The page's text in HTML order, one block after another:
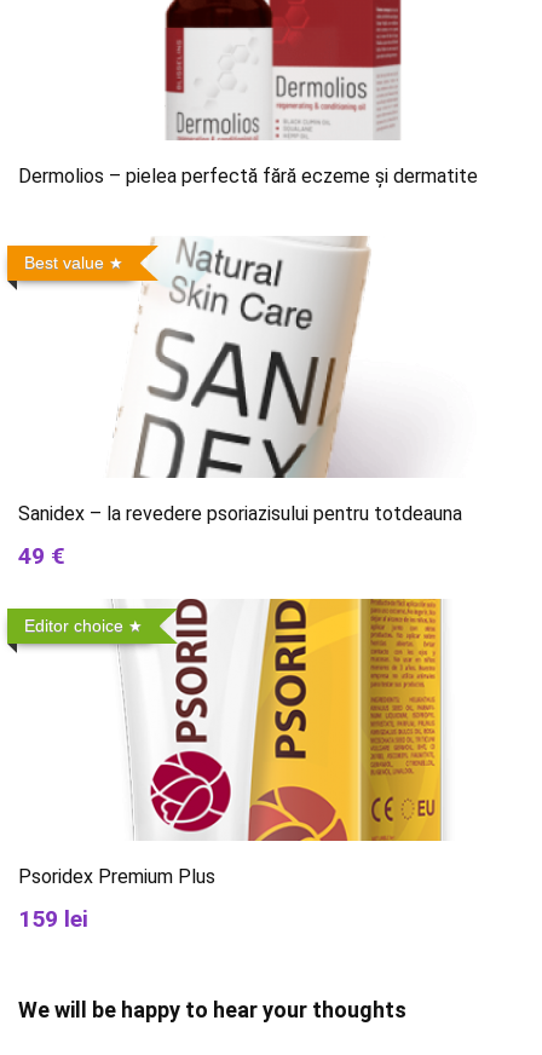
Dermolios – pielea perfectă fără eczeme și dermatite
Best value
Sanidex – la revedere psoriazisului pentru totdeauna
49 €
Editor choice
Psoridex Premium Plus
159 lei
We will be happy to hear your thoughts